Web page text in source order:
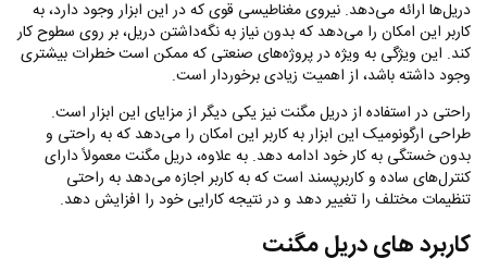
دریل‌ها ارائه می‌دهد. نیروی مغناطیسی قوی که در این ابزار وجود دارد، به
کاربر این امکان را می‌دهد که بدون نیاز به نگه‌داشتن دریل، بر روی سطوح کار
کند. این ویژگی به ویژه در پروژه‌های صنعتی که ممکن است خطرات بیشتری
وجود داشته باشد، از اهمیت زیادی برخوردار است.
راحتی در استفاده از دریل مگنت نیز یکی دیگر از مزایای این ابزار است.
طراحی ارگونومیک این ابزار به کاربر این امکان را می‌دهد که به راحتی و
بدون خستگی به کار خود ادامه دهد. به علاوه، دریل مگنت معمولاً دارای
کنترل‌های ساده و کاربرپسند است که به کاربر اجازه می‌دهد به راحتی
تنظیمات مختلف را تغییر دهد و در نتیجه کارایی خود را افزایش دهد.
کاربرد های دریل مگنت